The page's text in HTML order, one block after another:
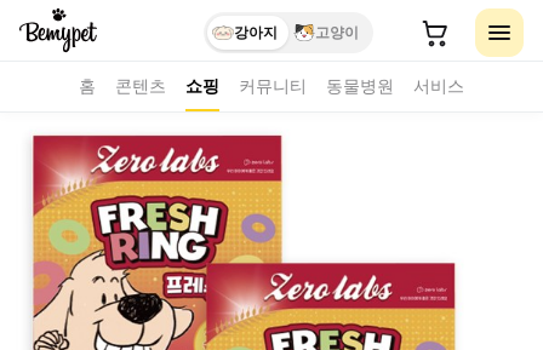
강아지 고양이
홈 콘텐츠 쇼핑 커뮤니티 동물병원 서비스